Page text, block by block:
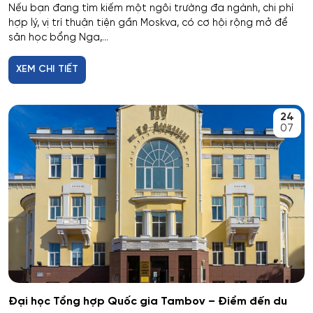
Công nghệ tài chính số và pháp luật
Công nghệ và thiết kế sản phẩm dệt may
Công nghệ xử lý vật liệu nghệ thuật
Công nghệ điện tử vi mô
Công tác xã hội
Công tác xã hội (hướng thanh niên)
Cơ học và mô hình toán học
Cơ học ứng dụng
Nếu bạn đang tìm kiếm một ngôi trường đa ngành, chi phí
hợp lý, vị trí thuận tiện gần Moskva, có cơ hội rộng mở để
săn học bổng Nga,...
XEM CHI TIẾT
24
07
Đại học Tổng hợp Quốc gia Tambov – Điểm đến du